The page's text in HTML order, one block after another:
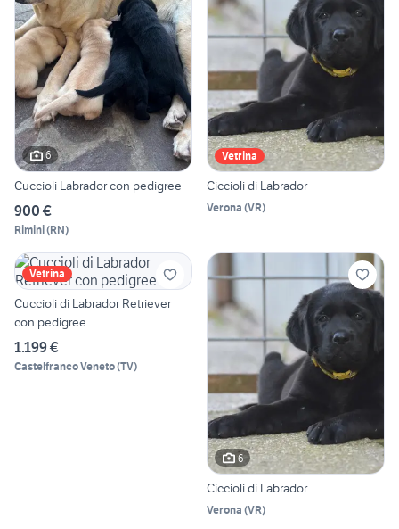
6
Cuccioli Labrador con pedigree
900 €
Rimini(RN)
Vetrina
Ciccioli di Labrador
Verona (VR)
Vetrina
Cuccioli di Labrador Retriever
con pedigree
1.199 €
Castelfranco Veneto(TV)
6
Ciccioli di Labrador
Verona (VR)